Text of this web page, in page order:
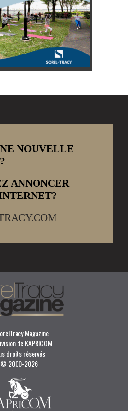
NOUVELLE
ANNONCER
Magazine
de KAPRICOM
droits réservés
© 2000-2026